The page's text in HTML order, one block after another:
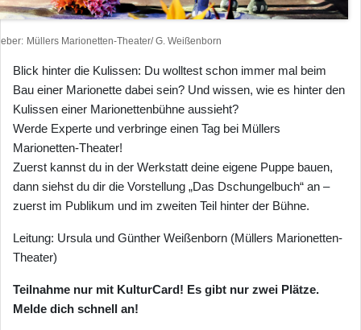
Müllers Marionetten-Theater/ G. Weißenborn
Blick hinter die Kulissen: Du wolltest schon immer mal beim
Bau einer Marionette dabei sein? Und wissen, wie es hinter den
Kulissen einer Marionettenbühne aussieht?
Werde Experte und verbringe einen Tag bei Müllers
Marionetten-Theater!
Zuerst kannst du in der Werkstatt deine eigene Puppe bauen,
dann siehst du dir die Vorstellung „Das Dschungelbuch“ an –
zuerst im Publikum und im zweiten Teil hinter der Bühne.
Leitung: Ursula und Günther Weißenborn (Müllers Marionetten-
Theater)
Teilnahme nur mit KulturCard! Es gibt nur zwei Plätze.
Melde dich schnell an!